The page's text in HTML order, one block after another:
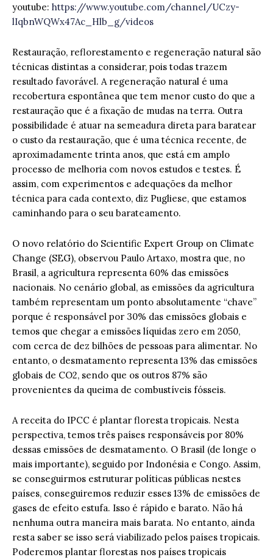
youtube: https://www.youtube.com/channel/UCzy-
lIqbnWQWx47Ac_Hlb_g/videos
Restauração, reflorestamento e regeneração natural são
técnicas distintas a considerar, pois todas trazem
resultado favorável. A regeneração natural é uma
recobertura espontânea que tem menor custo do que a
restauração que é a fixação de mudas na terra. Outra
possibilidade é atuar na semeadura direta para baratear
o custo da restauração, que é uma técnica recente, de
aproximadamente trinta anos, que está em amplo
processo de melhoria com novos estudos e testes. É
assim, com experimentos e adequações da melhor
técnica para cada contexto, diz Pugliese, que estamos
caminhando para o seu barateamento.
O novo relatório do Scientific Expert Group on Climate
Change (SEG), observou Paulo Artaxo, mostra que, no
Brasil, a agricultura representa 60% das emissões
nacionais. No cenário global, as emissões da agricultura
também representam um ponto absolutamente “chave”
porque é responsável por 30% das emissões globais e
temos que chegar a emissões líquidas zero em 2050,
com cerca de dez bilhões de pessoas para alimentar. No
entanto, o desmatamento representa 13% das emissões
globais de CO2, sendo que os outros 87% são
provenientes da queima de combustíveis fósseis.
A receita do IPCC é plantar floresta tropicais. Nesta
perspectiva, temos três países responsáveis por 80%
dessas emissões de desmatamento. O Brasil (de longe o
mais importante), seguido por Indonésia e Congo. Assim,
se conseguirmos estruturar políticas públicas nestes
países, conseguiremos reduzir esses 13% de emissões de
gases de efeito estufa. Isso é rápido e barato. Não há
nenhuma outra maneira mais barata. No entanto, ainda
resta saber se isso será viabilizado pelos países tropicais.
Poderemos plantar florestas nos países tropicais